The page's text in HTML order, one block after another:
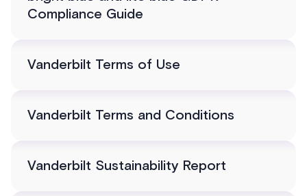
Compliance Guide
Vanderbilt Terms of Use
Vanderbilt Terms and Conditions
Vanderbilt Sustainability Report